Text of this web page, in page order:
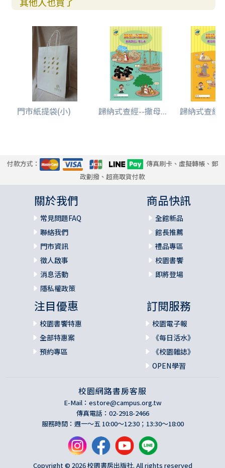
門市紙提袋(小) 歸納式查經--撒母... 歸納式查經
付款方式：
傳真刷卡、虛擬轉帳、郵
政劃撥、超商取貨付款
關於我們
常見問題FAQ
聯絡我們
門市資訊
徵人啟事
消息活動
隱私權政策
商品快訊
全館新品
館長推薦
禮品專區
校園書饗
即將登場
注目優惠
校園書饗特惠
全部特惠案
預約專區
訂閱服務
校園電子報
《每日活水》
《校園雜誌》
OPEN學習
校園網路書房客服
E-Mail： estore@campus.org.tw
傳真電話：02-2918-2466
服務時間：週一～五 10:00～12:30；13:30～18:00
Copyright © 2026 校園書房出版社. All rights reserved